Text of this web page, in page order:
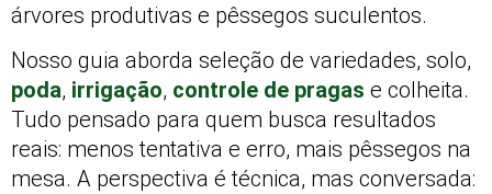
árvores produtivas e pêssegos suculentos.
Nosso guia aborda seleção de variedades, solo,
poda, irrigação, controle de pragas e colheita.
Tudo pensado para quem busca resultados
reais: menos tentativa e erro, mais pêssegos na
mesa. A perspectiva é técnica, mas conversada: